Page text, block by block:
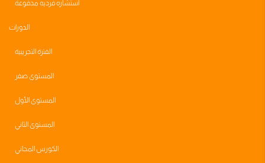
استشاره فرديه مدفوعة
الدورات
الفترة التجريبية
المستوى صفر
المستوى الأول
المستوى الثاني
الكورس المجاني